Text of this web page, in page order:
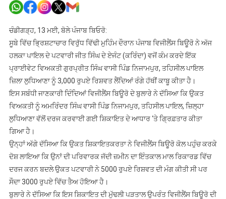
3
ਲੈਂਦਾ
ਪਟਵਾਰੀ
ਦਾ
ਕਰਿੰਦਾ
ਬਿਊਰੋ
ਵੱਲੋਂ
ਕਾਬੂ
ਚੰਡੀਗੜ੍ਹ, 13 ਮਈ, ਬੋਲੇ ਪੰਜਾਬ ਬਿਓਰੋ:
ਸੂਬੇ ਵਿੱਚ ਭ੍ਰਿਸ਼ਟਾਚਾਰ ਵਿਰੁੱਧ ਵਿੱਢੀ ਮੁਹਿੰਮ ਦੌਰਾਨ ਪੰਜਾਬ ਵਿਜੀਲੈਂਸ ਬਿਊਰੋ ਨੇ ਅੱਜ
ਹਲਕਾ ਪਾਇਲ ਦੇ ਪਟਵਾਰੀ ਜੀਤ ਸਿੰਘ ਦੇ ਏਜੰਟ (ਕਰਿੰਦਾ) ਵਜੋਂ ਕੰਮ ਕਰਦੇ ਇੱਕ
ਪ੍ਰਾਈਵੇਟ ਵਿਅਕਤੀ ਗੁਰਪ੍ਰੀਤ ਸਿੰਘ ਵਾਸੀ ਪਿੰਡ ਨਿਜਾਮਪੁਰ, ਤਹਿਸੀਲ ਪਾਇਲ
ਜ਼ਿਲਾ ਲੁਧਿਆਣਾ ਨੂੰ 3,000 ਰੁਪਏ ਰਿਸ਼ਵਤ ਲੈਂਦਿਆਂ ਰੰਗੇ ਹੱਥੀਂ ਕਾਬੂ ਕੀਤਾ ਹੈ।
ਇਸ ਸਬੰਧੀ ਜਾਣਕਾਰੀ ਦਿੰਦਿਆਂ ਵਿਜੀਲੈਂਸ ਬਿਊਰੋ ਦੇ ਬੁਲਾਰੇ ਨੇ ਦੱਸਿਆ ਕਿ ਉਕਤ
ਵਿਅਕਤੀ ਨੂੰ ਅਮਰਿੰਦਰ ਸਿੰਘ ਵਾਸੀ ਪਿੰਡ ਨਿਜਾਮਪੁਰ, ਤਹਿਸੀਲ ਪਾਇਲ, ਜ਼ਿਲ੍ਹਾ
ਲੁਧਿਆਣਾ ਵੱਲੋਂ ਦਰਜ ਕਰਵਾਈ ਗਈ ਸ਼ਿਕਾਇਤ ਦੇ ਆਧਾਰ ‘ਤੇ ਗ੍ਰਿਫ਼ਤਾਰ ਕੀਤਾ
ਗਿਆ ਹੈ।
ਉਨ੍ਹਾਂ ਅੱਗੇ ਦੱਸਿਆ ਕਿ ਉਕਤ ਸ਼ਿਕਾਇਤਕਰਤਾ ਨੇ ਵਿਜੀਲੈਂਸ ਬਿਊਰੋ ਕੋਲ ਪਹੁੰਚ ਕਰਕੇ
ਦੋਸ਼ ਲਾਇਆ ਕਿ ਉਨਾਂ ਦੀ ਪਰਿਵਾਰਕ ਜੱਦੀ ਜ਼ਮੀਨ ਦਾ ਇੰਤਕਾਲ ਮਾਲ ਰਿਕਾਰਡ ਵਿੱਚ
ਦਰਜ ਕਰਨ ਬਦਲੇ ਉਕਤ ਪਟਵਾਰੀ ਨੇ 5000 ਰੁਪਏ ਰਿਸ਼ਵਤ ਦੀ ਮੰਗ ਕੀਤੀ ਸੀ ਪਰ
ਸੌਦਾ 3000 ਰੁਪਏ ਵਿੱਚ ਤੈਅ ਹੋਇਆ ਹੈ।
ਬੁਲਾਰੇ ਨੇ ਦੱਸਿਆ ਕਿ ਇਸ ਸ਼ਿਕਾਇਤ ਦੀ ਮੁੱਢਲੀ ਪੜਤਾਲ ਉਪਰੰਤ ਵਿਜੀਲੈਂਸ ਬਿਊਰੋ ਦੀ